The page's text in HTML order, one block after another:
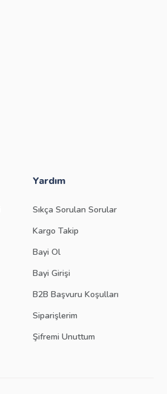
Yardım
Sıkça Sorulan Sorular
Kargo Takip
Bayi Ol
Bayi Girişi
B2B Başvuru Koşulları
Siparişlerim
Şifremi Unuttum